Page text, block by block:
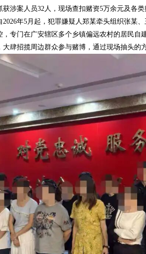
涉案人员32人，现场查扣赌资5万余元及各类
年5月起，犯罪嫌疑人郑某牵头组织张某
专门在广安辖区多个乡镇偏远农村的居民自
肆招揽周边群众参与赌博，通过现场抽头的